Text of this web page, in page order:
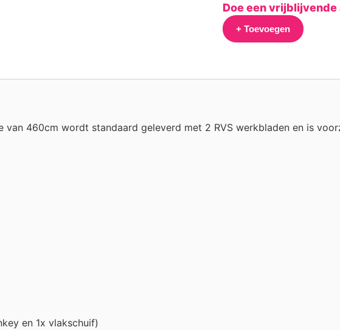
Doe een
+ Toevoegen
van 460cm wordt standaard geleverd met 2 RVS werkbladen en is
en 1x vlakschuif)